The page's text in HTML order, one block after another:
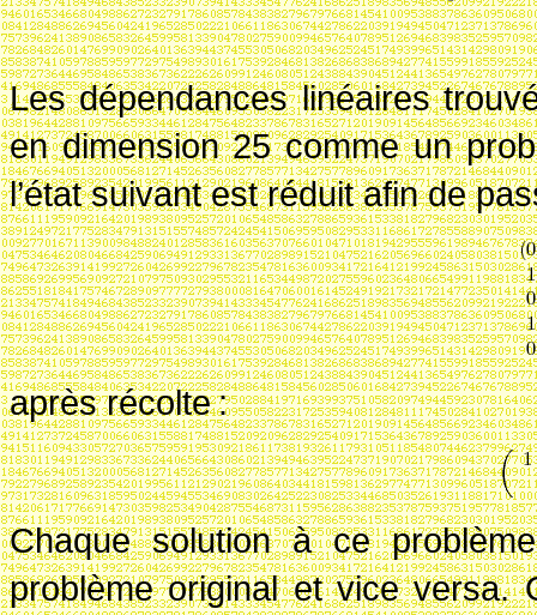
Les dépendances linéaires
en dimension 25 comme un
l’état suivant est réduit afin de
après récolte:
Chaque solution à ce
problème original et vice versa.